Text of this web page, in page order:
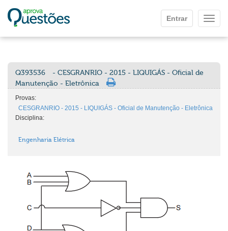
Entrar
Q393536
- CESGRANRIO - 2015 - LIQUIGÁS - Oficial de
Manutenção - Eletrônica
Provas:
CESGRANRIO - 2015 - LIQUIGÁS - Oficial de Manutenção - Eletrônica
Disciplina:
Engenharia Elétrica